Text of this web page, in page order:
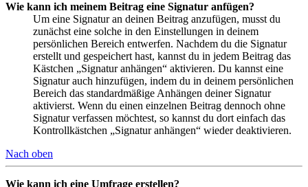
Wie kann ich meinem Beitrag eine Signatur anfügen?
Um eine Signatur an deinen Beitrag anzufügen, musst du
zunächst eine solche in den Einstellungen in deinem
persönlichen Bereich entwerfen. Nachdem du die Signatur
erstellt und gespeichert hast, kannst du in jedem Beitrag das
Kästchen „Signatur anhängen“ aktivieren. Du kannst eine
Signatur auch hinzufügen, indem du in deinem persönlichen
Bereich das standardmäßige Anhängen deiner Signatur
aktivierst. Wenn du einen einzelnen Beitrag dennoch ohne
Signatur verfassen möchtest, so kannst du dort einfach das
Kontrollkästchen „Signatur anhängen“ wieder deaktivieren.
Nach oben
Wie kann ich eine Umfrage erstellen?